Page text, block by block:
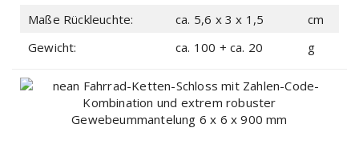
Maße Rückleuchte:
ca. 5,6 x 3 x 1,5
cm
Gewicht:
ca. 100 + ca. 20 g